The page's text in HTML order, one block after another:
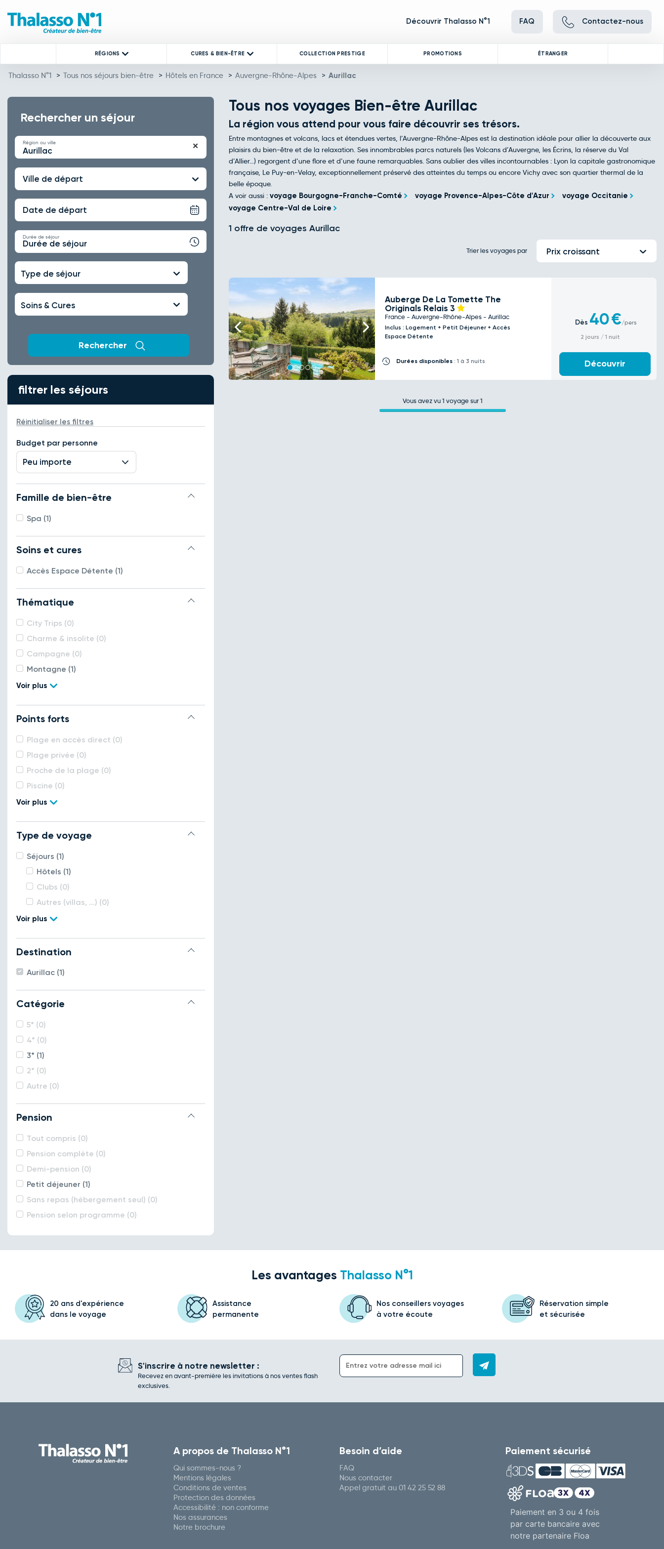
Découvrir Thalasso N°1 FAQ Contactez-nous
RÉGIONS CURES & BIEN-ÊTRE COLLECTION PRESTIGE PROMOTIONS ÉTRANGER
Thalasso N°1 > Tous nos séjours bien-être > Hôtels en France > Auvergne-Rhône-Alpes > Aurillac
Rechercher un séjour
Région ou ville
Aurillac ✕
Ville de départ
Durée de séjour
Durée de séjour
Type de séjour
Soins & Cures
Rechercher
filtrer les séjours
Réinitialiser les filtres
Budget par personne
Peu importe
Famille de bien-être
Spa (1)
Soins et cures
Accès Espace Détente (1)
Thématique
City Trips (0)
Charme & insolite (0)
Campagne (0)
Montagne (1)
Voir plus
Points forts
Plage en accès direct (0)
Plage privée (0)
Proche de la plage (0)
Piscine (0)
Voir plus
Type de voyage
Séjours (1)
Hôtels (1)
Clubs (0)
Autres (villas, ...) (0)
Voir plus
Destination
Aurillac (1)
Catégorie
5* (0)
4* (0)
3* (1)
2* (0)
Autre (0)
Pension
Tout compris (0)
Pension complète (0)
Demi-pension (0)
Petit déjeuner (1)
Sans repas (hébergement seul) (0)
Pension selon programme (0)
Tous nos voyages Bien-être Aurillac
La région vous attend pour vous faire découvrir ses trésors.
Entre montagnes et volcans, lacs et étendues vertes, l’Auvergne-Rhône-Alpes est la destination idéale pour allier la découverte aux
plaisirs du bien-être et de la relaxation. Ses innombrables parcs naturels (les Volcans d’Auvergne, les Écrins, la réserve du Val
d’Allier…) regorgent d’une flore et d’une faune remarquables. Sans oublier des villes incontournables : Lyon la capitale gastronomique
française, Le Puy-en-Velay, exceptionnellement préservé des atteintes du temps ou encore Vichy avec son quartier thermal de la
belle époque.
A voir aussi : voyage Bourgogne-Franche-Comté voyage Provence-Alpes-Côte d'Azur
voyage Occitanie
voyage Centre-Val de Loire
1 offre de voyages Aurillac
Trier les voyages par Prix croissant
Previous Next
Auberge De La Tomette The
Originals Relais 3
France - Auvergne-Rhône-Alpes - Aurillac
Inclus : Logement + Petit Déjeuner + Accès
Espace Détente
Durées disponibles: 1 à 3 nuits
Dès 40€/pers
2 jours / 1 nuit
Découvrir
Vous avez vu1 voyage sur 1
Les avantages Thalasso N°1
20 ans d'expérience
dans le voyage
Assistance
permanente
Nos conseillers voyages
à votre écoute
Réservation simple
et sécurisée
S'inscrire à notre newsletter :
Recevez en avant-première les invitations à nos ventes flash
exclusives.
A propos de Thalasso N°1
Qui sommes-nous ?
Mentions légales
Conditions de ventes
Protection des données
Accessibilité : non conforme
Nos assurances
Notre brochure
Besoin d’aide
FAQ
Nous contacter
Appel gratuit au 01 42 25 52 88
Paiement sécurisé
Paiement en 3 ou 4 fois
par carte bancaire avec
notre partenaire Floa